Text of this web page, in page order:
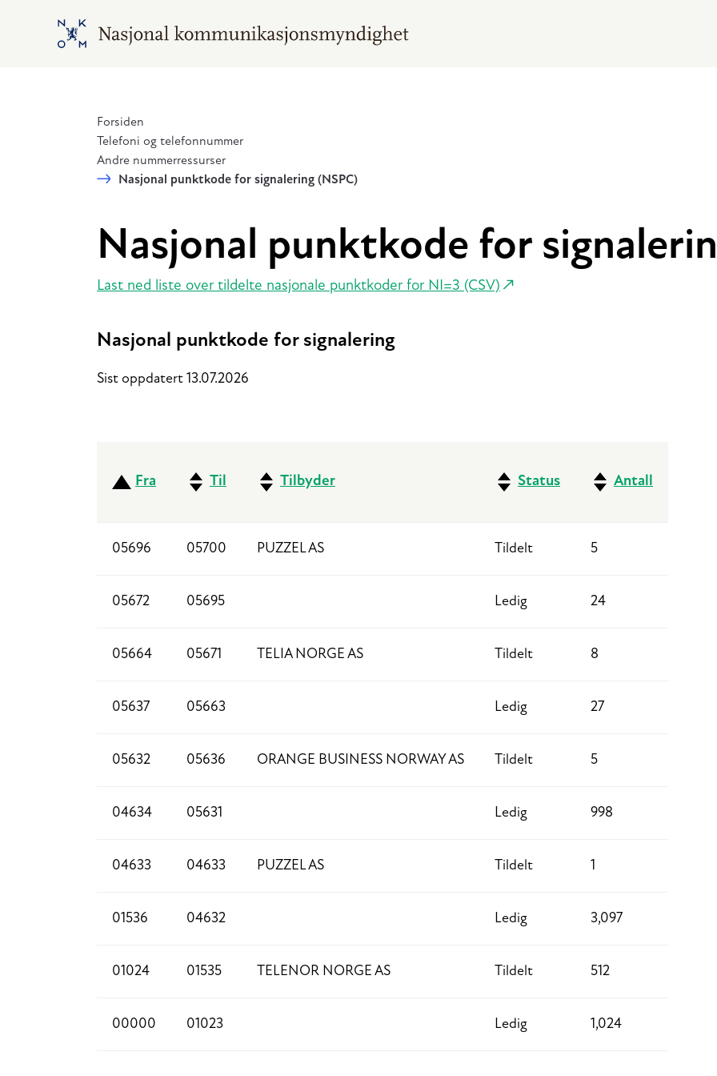
Hopp til hovedinnhold
Gå til hovedsiden
Forsiden
Telefoni og telefonnummer
Andre nummerressurser
Nasjonal punktkode for signalering (NSPC)
Nasjonal punktkode for
Last ned liste over tildelte nasjonale punktkoder for NI=3 (CSV)
Nasjonal punktkode for signalering
Sist oppdatert 13.07.2026
Fra Til Tilbyder Status Antall
05696 05700 PUZZEL AS Tildelt 5
05672 05695 Ledig 24
05664 05671 TELIA NORGE AS Tildelt 8
05637 05663 Ledig 27
05632 05636 ORANGE BUSINESS NORWAY AS Tildelt 5
04634 05631 Ledig 998
04633 04633 PUZZEL AS Tildelt 1
01536 04632 Ledig 3,097
01024 01535 TELENOR NORGE AS Tildelt 512
00000 01023 Ledig 1,024